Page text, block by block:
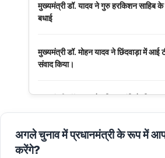
मुख्यमंत्री डॉ. यादव ने गुरु हरकिशन साहिब के
बधाई
मुख्यमंत्री डॉ. मोहन यादव ने छिंदवाड़ा में
संवाद किया।
मुख्यमंत्री डॉ. यादव ने हरित क्रांति के
स्वामीनाथन की जयंती पर किया नमन
मुख्यमंत्री डॉ. यादव ने बाबूलाल जैन की
अगले चुनाव में प्रधानमंत्री के रूप में
करेंगे?